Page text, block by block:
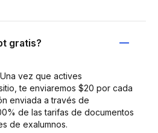
gratis?
vez que actives
te enviaremos $20 por cada
enviada a través de
de las tarifas de documentos
de exalumnos.